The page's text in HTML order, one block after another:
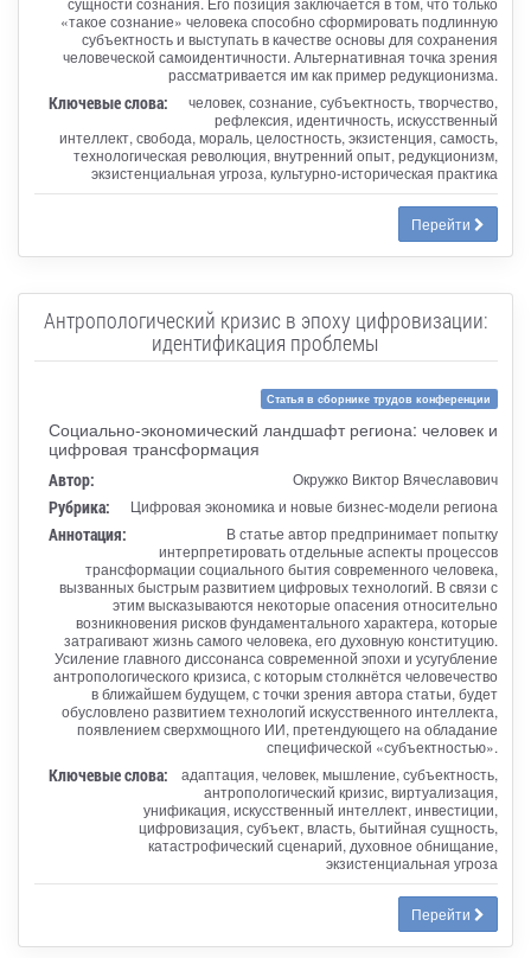
«такое сознание» человека способно сформировать подлинную
субъектность и выступать в качестве основы для сохранения
человеческой самоидентичности. Альтернативная точка зрения
рассматривается им как пример редукционизма.
Ключевые слова:
человек, сознание, субъектность, творчество,
рефлексия, идентичность, искусственный
интеллект, свобода, мораль, целостность, экзистенция, самость,
технологическая революция, внутренний опыт, редукционизм,
экзистенциальная угроза, культурно-историческая практика
Перейти
Антропологический кризис в эпоху цифровизации:
идентификация проблемы
Статья в сборнике трудов конференции
Социально-экономический ландшафт региона: человек и
цифровая трансформация
Автор: Окружко Виктор Вячеславович
Рубрика: Цифровая экономика и новые бизнес-модели региона
Аннотация:
В статье автор предпринимает попытку
интерпретировать отдельные аспекты процессов
трансформации социального бытия современного человека,
вызванных быстрым развитием цифровых технологий. В связи с
этим высказываются некоторые опасения относительно
возникновения рисков фундаментального характера, которые
затрагивают жизнь самого человека, его духовную конституцию.
Усиление главного диссонанса современной эпохи и усугубление
антропологического кризиса, с которым столкнётся человечество
в ближайшем будущем, с точки зрения автора статьи, будет
обусловлено развитием технологий искусственного интеллекта,
появлением сверхмощного ИИ, претендующего на обладание
специфической «субъектностью».
Ключевые слова:
адаптация, человек, мышление, субъектность,
антропологический кризис, виртуализация,
унификация, искусственный интеллект, инвестиции,
цифровизация, субъект, власть, бытийная сущность,
катастрофический сценарий, духовное обнищание,
экзистенциальная угроза
Перейти